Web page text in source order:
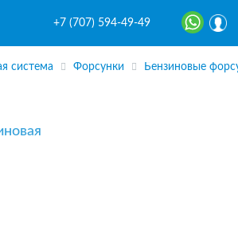
+7 (707) 594-49-49
система Форсунки Бензиновые